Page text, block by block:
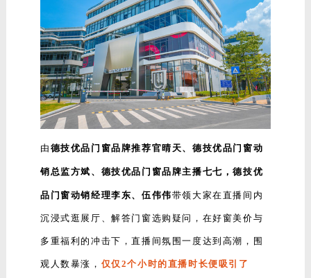
由 德技优品门窗品牌推荐官晴天、德技优品门窗动
销总监方斌、德技优品门窗品牌主播七七，德技优
品门窗动销经理李东、伍伟伟带领大家在直播间内
沉浸式逛展厅、解答门窗选购疑问，在好窗美价与
多重福利的冲击下，直播间氛围一度达到高潮，围
观人数暴涨， 仅仅2个小时的直播时长便吸引了